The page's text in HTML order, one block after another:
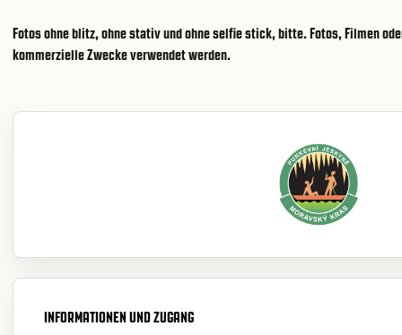
Fotos ohne blitz, ohne stativ und ohne selfie stick, bitte. Fotos, Filmen
kommerzielle Zwecke verwendet werden.
INFORMATIONEN UND ZUGANG